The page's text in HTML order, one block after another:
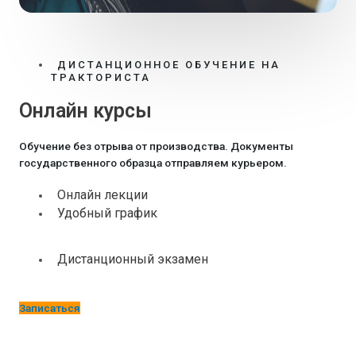
ДИСТАНЦИОННОЕ ОБУЧЕНИЕ НА
ТРАКТОРИСТА
Онлайн курсы
Обучение без отрыва от производства. Документы
государственного образца отправляем курьером.
Онлайн лекции
Удобный график​
Дистанционный экзамен
Записаться